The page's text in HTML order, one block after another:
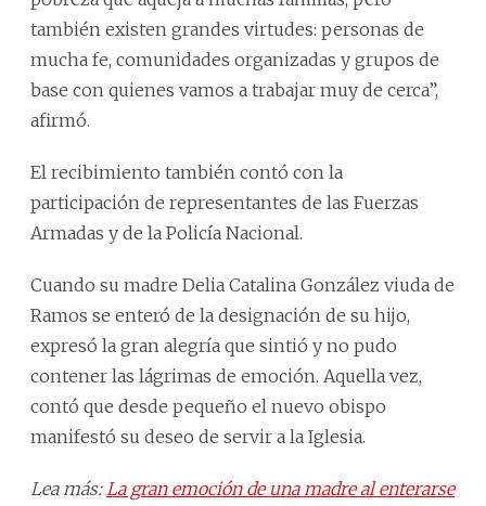
también existen grandes virtudes: personas de
mucha fe, comunidades organizadas y grupos de
base con quienes vamos a trabajar muy de cerca”,
afirmó.
El recibimiento también contó con la
participación de representantes de las Fuerzas
Armadas y de la Policía Nacional.
Cuando su madre Delia Catalina González viuda de
Ramos se enteró de la designación de su hijo,
expresó la gran alegría que sintió y no pudo
contener las lágrimas de emoción. Aquella vez,
contó que desde pequeño el nuevo obispo
manifestó su deseo de servir a la Iglesia.
Lea más: La gran emoción de una madre al enterarse